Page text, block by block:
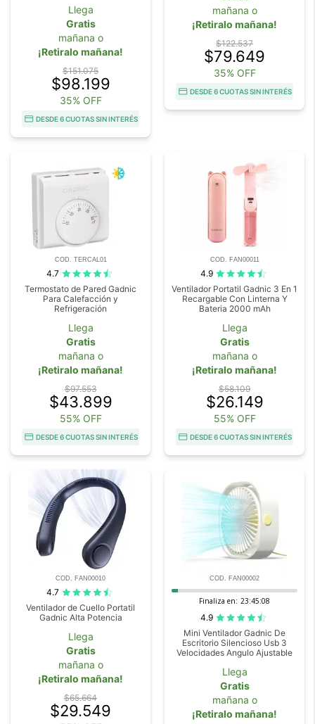
Llega
Gratis
mañana o
¡Retiralo mañana!
$151.075
$98.199
35% OFF
DESDE 6 CUOTAS SIN INTERÉS
mañana o
¡Retiralo mañana!
$122.537
$79.649
35% OFF
DESDE 6 CUOTAS SIN INTERÉS
COD. TERCAL01
4.7
Termostato de Pared Gadnic
Para Calefacción y
Refrigeración
Llega
Gratis
mañana o
¡Retiralo mañana!
$97.553
$43.899
55% OFF
DESDE 6 CUOTAS SIN INTERÉS
COD. FAN00011
4.9
Ventilador Portatil Gadnic 3 En 1
Recargable Con Linterna Y
Bateria 2000 mAh
Llega
Gratis
mañana o
¡Retiralo mañana!
$58.109
$26.149
55% OFF
DESDE 6 CUOTAS SIN INTERÉS
COD. FAN00010
4.7
Ventilador de Cuello Portatil
Gadnic Alta Potencia
Llega
Gratis
mañana o
¡Retiralo mañana!
$65.664
$29.549
COD. FAN00002
Finaliza en: 23:45:08
4.9
Mini Ventilador Gadnic De
Escritorio Silencioso Usb 3
Velocidades Angulo Ajustable
Llega
Gratis
mañana o
¡Retiralo mañana!